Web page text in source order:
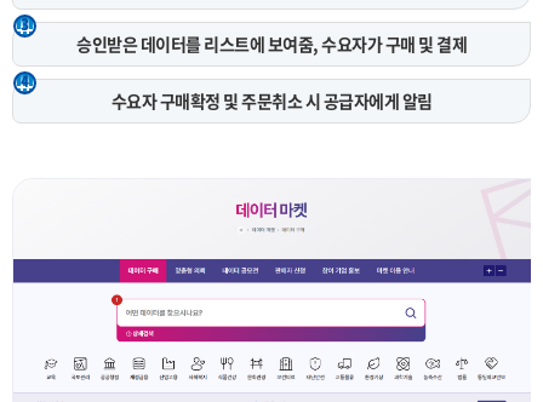
3
승인받은 데이터를 리스트에 보여줌,수요자가 구매 및 결제
4
수요자 구매확정 및 주문취소 시공급자에게 알림